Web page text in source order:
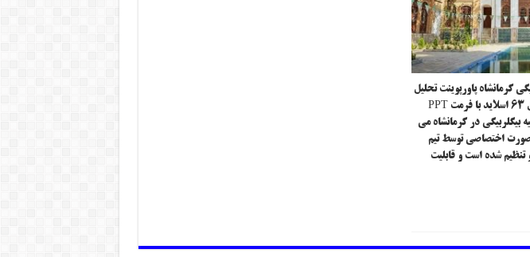
کرمانشاه پاورپوینت تحلیل
تکیه بیگلربیگی کرمانشاه شامل ۶۳ اسلاید با فرمت PPT
بیگلربیگی در کرمانشاه می
صورت اختصاصی توسط تیم
تنظیم شده است و قابلیت